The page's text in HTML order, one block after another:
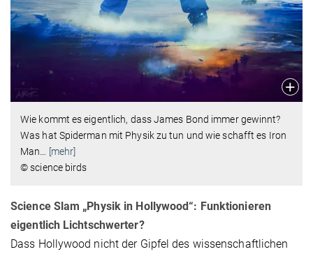
Wie kommt es eigentlich, dass James Bond immer gewinnt?
Was hat Spiderman mit Physik zu tun und wie schafft es Iron
Man
[mehr]
© science birds
Science Slam „Physik in Hollywood“: Funktionieren
eigentlich Lichtschwerter?
Dass Hollywood nicht der Gipfel des wissenschaftlichen